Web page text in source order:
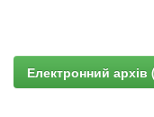
Електронний